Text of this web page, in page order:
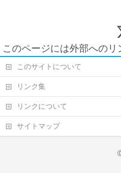
このページには外部へのリ
このサイトについて
リンク集
リンクについて
サイトマップ